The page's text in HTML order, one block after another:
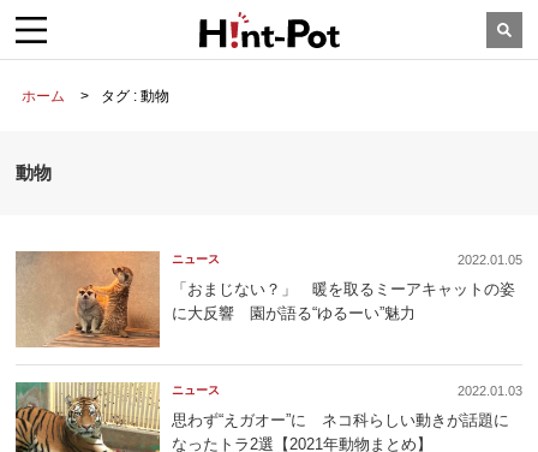
ホーム タグ : 動物
動物
ニュース 2022.01.05
「おまじない？」 暖を取るミーアキャットの姿
に大反響 園が語る“ゆるーい”魅力
ニュース 2022.01.03
思わず“えガオー”に ネコ科らしい動きが話題に
なったトラ2選【2021年動物まとめ】